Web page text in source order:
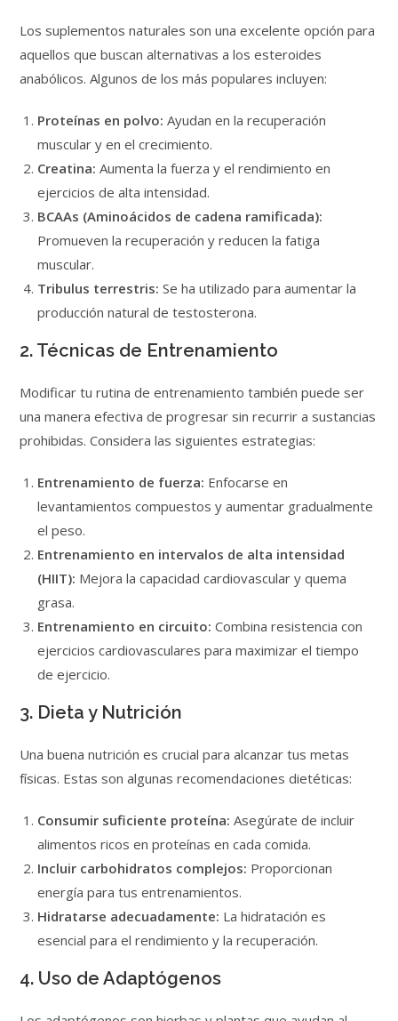
Los suplementos naturales son una excelente opción para
aquellos que buscan alternativas a los esteroides
anabólicos. Algunos de los más populares incluyen:
Proteínas en polvo: Ayudan en la recuperación
muscular y en el crecimiento.
Creatina: Aumenta la fuerza y el rendimiento en
ejercicios de alta intensidad.
BCAAs (Aminoácidos de cadena ramificada):
Promueven la recuperación y reducen la fatiga
muscular.
Tribulus terrestris: Se ha utilizado para aumentar la
producción natural de testosterona.
2. Técnicas de Entrenamiento
Modificar tu rutina de entrenamiento también puede ser
una manera efectiva de progresar sin recurrir a sustancias
prohibidas. Considera las siguientes estrategias:
Entrenamiento de fuerza: Enfocarse en
levantamientos compuestos y aumentar gradualmente
el peso.
Entrenamiento en intervalos de alta intensidad
(HIIT): Mejora la capacidad cardiovascular y quema
grasa.
Entrenamiento en circuito: Combina resistencia con
ejercicios cardiovasculares para maximizar el tiempo
de ejercicio.
3. Dieta y Nutrición
Una buena nutrición es crucial para alcanzar tus metas
físicas. Estas son algunas recomendaciones dietéticas:
Consumir suficiente proteína: Asegúrate de incluir
alimentos ricos en proteínas en cada comida.
Incluir carbohidratos complejos: Proporcionan
energía para tus entrenamientos.
Hidratarse adecuadamente: La hidratación es
esencial para el rendimiento y la recuperación.
4. Uso de Adaptógenos